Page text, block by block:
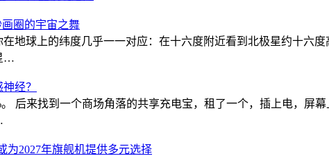
圈的宇宙之舞
地球上的纬度几乎一一对应：在十六度附近看到北极星约十六
…
经？
后来找到一个商场角落的共享充电宝，租了一个，插上电，屏
为2027年旗舰机提供多元选择